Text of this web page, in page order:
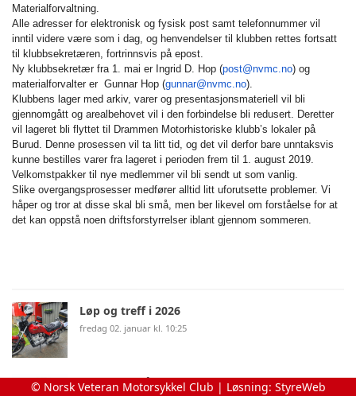
Materialforvaltning.
Alle adresser for elektronisk og fysisk post samt telefonnummer vil
inntil videre være som i dag, og henvendelser til klubben rettes fortsatt
til klubbsekretæren, fortrinnsvis på epost.
Ny klubbsekretær fra 1. mai er Ingrid D. Hop (post@nvmc.no) og
materialforvalter er Gunnar Hop (gunnar@nvmc.no).
Klubbens lager med arkiv, varer og presentasjonsmateriell vil bli
gjennomgått og arealbehovet vil i den forbindelse bli redusert. Deretter
vil lageret bli flyttet til Drammen Motorhistoriske klubb’s lokaler på
Burud. Denne prosessen vil ta litt tid, og det vil derfor bare unntaksvis
kunne bestilles varer fra lageret i perioden frem til 1. august 2019.
Velkomstpakker til nye medlemmer vil bli sendt ut som vanlig.
Slike overgangsprosesser medfører alltid litt uforutsette problemer. Vi
håper og tror at disse skal bli små, men ber likevel om forståelse for at
det kan oppstå noen driftsforstyrrelser iblant gjennom sommeren.
Løp og treff i 2026
fredag 02. januar kl. 10:25
Meld dere på til Skogsløpet 26.-28.juni 2026
© Norsk Veteran Motorsykkel Club | Løsning: StyreWeb